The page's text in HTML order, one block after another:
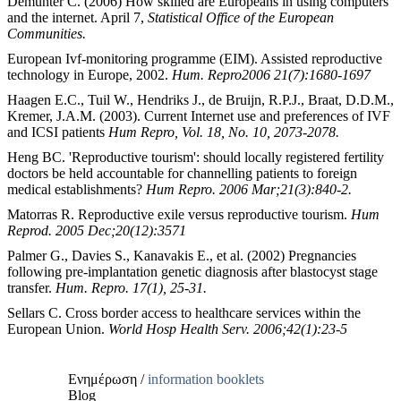
and the internet. April 7, Statistical Office of the European
Communities.
European Ivf-monitoring programme (EIM). Assisted reproductive
technology in Europe, 2002. Hum. Repro2006 21(7):1680-1697
Haagen E.C., Tuil W., Hendriks J., de Bruijn, R.P.J., Braat, D.D.M.,
Kremer, J.A.M. (2003). Current Internet use and preferences of IVF
and ICSI patients Hum Repro, Vol. 18, No. 10, 2073-2078.
Heng BC. 'Reproductive tourism': should locally registered fertility
doctors be held accountable for channelling patients to foreign
medical establishments? Hum Repro. 2006 Mar;21(3):840-2.
Matorras R. Reproductive exile versus reproductive tourism. Hum
Reprod. 2005 Dec;20(12):3571
Palmer G., Davies S., Kanavakis E., et al. (2002) Pregnancies
following pre-implantation genetic diagnosis after blastocyst stage
transfer. Hum. Repro. 17(1), 25-31.
Sellars C. Cross border access to healthcare services within the
European Union. World Hosp Health Serv. 2006;42(1):23-5
Ενημέρωση /information booklets
Blog